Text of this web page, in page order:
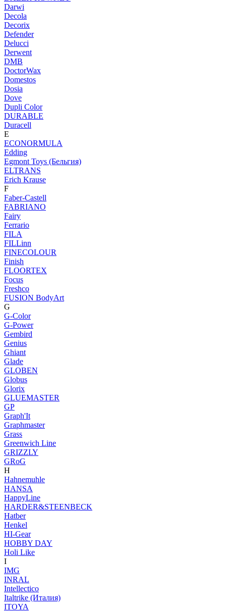
Darwi
Decola
Decorix
Defender
Delucci
Derwent
DMB
DoctorWax
Domestos
Dosia
Dove
Dupli Color
DURABLE
Duracell
E
ECONORMULA
Edding
Egmont Toys (Бельгия)
ELTRANS
Erich Krause
F
Faber-Castell
FABRIANO
Fairy
Ferrario
FILA
FILLinn
FINECOLOUR
Finish
FLOORTEX
Focus
Freshco
FUSION BodyArt
G
G-Color
G-Power
Gembird
Genius
Ghiant
Glade
GLOBEN
Globus
Glorix
GLUEMASTER
GP
Graph'It
Graphmaster
Grass
Greenwich Line
GRIZZLY
GRoG
H
Hahnemuhle
HANSA
HappyLine
HARDER&STEENBECK
Hatber
Henkel
HI-Gear
HOBBY DAY
Holi Like
I
IMG
INRAL
Intellectico
Italtrike (Италия)
ITOYA